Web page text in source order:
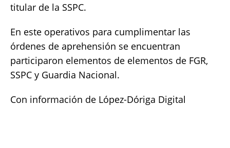
titular de la SSPC.
En este operativos para cumplimentar las
órdenes de aprehensión se encuentran
participaron elementos de elementos de FGR,
SSPC y Guardia Nacional.
Con información de López-Dóriga Digital